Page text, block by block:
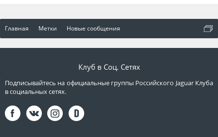
Главная Метки Новые сообщения
Клуб в Соц. Сетях
Подписывайтесь на официальные группы Российского Jaguar Клуба
в социальных сетях.